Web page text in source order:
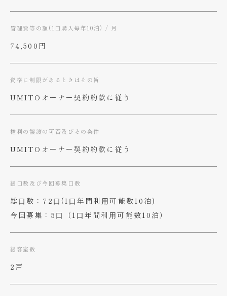
管理費等の額(1口購入毎年10泊) / 月
74,500円
資格に制限があるときはその旨
UMITOオーナー契約約款に従う
権利の譲渡の可否及びその条件
UMITOオーナー契約約款に従う
総口数及び今回募集口数
総⼝数：72⼝(1⼝年間利⽤可能数10泊)
今回募集：5⼝（1⼝年間利⽤可能数10泊）
総客室数
2戸